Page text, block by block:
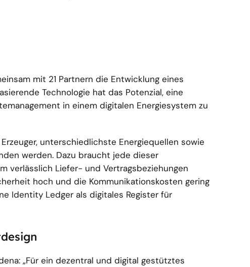
mit 21 Partnern die Entwicklung eines
Technologie hat das Potenzial, eine
in einem digitalen Energiesystem zu
unterschiedlichste Energiequellen sowie
werden. Dazu braucht jede dieser
verlässlich Liefer- und Vertragsbeziehungen
hoch und die Kommunikationskosten gering
Identity Ledger als digitales Register für
„Für ein dezentral und digital gestütztes